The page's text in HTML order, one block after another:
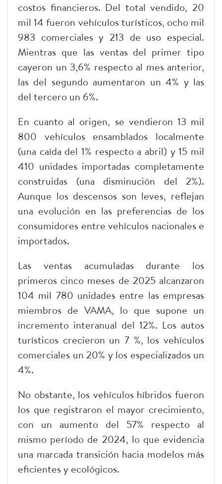
costos financieros. Del total vendido, 20
mil 14 fueron vehículos turísticos, ocho mil
983 comerciales y 213 de uso especial.
Mientras que las ventas del primer tipo
cayeron un 3,6% respecto al mes anterior,
las del segundo aumentaron un 4% y las
del tercero un 6%.
En cuanto al origen, se vendieron 13 mil
800 vehículos ensamblados localmente
(una caída del 1% respecto a abril) y 15 mil
410 unidades importadas completamente
construidas (una disminución del 2%).
Aunque los descensos son leves, reflejan
una evolución en las preferencias de los
consumidores entre vehículos nacionales e
importados.
Las ventas acumuladas durante los
primeros cinco meses de 2025 alcanzaron
104 mil 780 unidades entre las empresas
miembros de VAMA, lo que supone un
incremento interanual del 12%. Los autos
turísticos crecieron un 7 %, los vehículos
comerciales un 20% y los especializados un
4%.
No obstante, los vehículos híbridos fueron
los que registraron el mayor crecimiento,
con un aumento del 57% respecto al
mismo período de 2024, lo que evidencia
una marcada transición hacia modelos más
eficientes y ecológicos.